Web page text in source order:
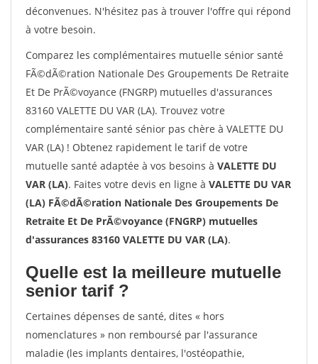
déconvenues. N'hésitez pas à trouver l'offre qui répond
à votre besoin.
Comparez les complémentaires mutuelle sénior santé
FÃ©dÃ©ration Nationale Des Groupements De Retraite
Et De PrÃ©voyance (FNGRP) mutuelles d'assurances
83160 VALETTE DU VAR (LA). Trouvez votre
complémentaire santé sénior pas chère à VALETTE DU
VAR (LA) ! Obtenez rapidement le tarif de votre
mutuelle santé adaptée à vos besoins à VALETTE DU
VAR (LA). Faites votre devis en ligne à VALETTE DU VAR
(LA) FÃ©dÃ©ration Nationale Des Groupements De
Retraite Et De PrÃ©voyance (FNGRP) mutuelles
d'assurances 83160 VALETTE DU VAR (LA).
Quelle est la meilleure mutuelle
senior tarif ?
Certaines dépenses de santé, dites « hors
nomenclatures » non remboursé par l'assurance
maladie (les implants dentaires, l'ostéopathie,